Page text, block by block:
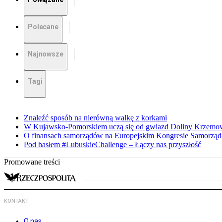
Polecane
Najnowsze
Tagi
Znaleźć sposób na nierówną walkę z korkami
W Kujawsko-Pomorskiem uczą się od gwiazd Doliny
O finansach samorządów na Europejskim Kongresie
Pod hasłem #LubuskieChallenge – Łączy nas przyszłość
Promowane treści
KONTAKT